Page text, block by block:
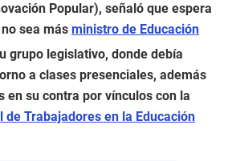
Popular), señaló que espera
sea más ministro de Educación
grupo legislativo, donde debía
a clases presenciales, además
en su contra por vínculos con la
de Trabajadores en la Educación